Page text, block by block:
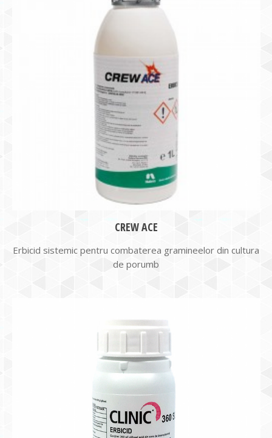
CREW ACE
Erbicid sistemic pentru combaterea gramineelor din cultura
de porumb